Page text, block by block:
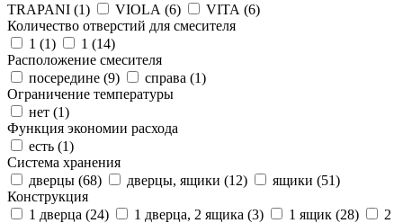
TRAPANI (1) VIOLA (6) VITA (6)
Количество отверстий для смесителя
1 (1) 1 (14)
Расположение смесителя
посередине (9) справа (1)
Ограничение температуры
нет (1)
Функция экономии расхода
есть (1)
Система хранения
дверцы (68) дверцы, ящики (12) ящики (51)
Конструкция
1 дверца (24) 1 дверца, 2 ящика (3) 1 ящик (28)
2